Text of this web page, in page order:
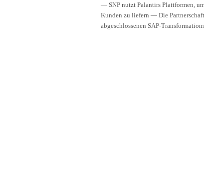
— SNP nutzt Palantirs Plattformen,
Kunden zu liefern — Die
abgeschlossenen SAP-